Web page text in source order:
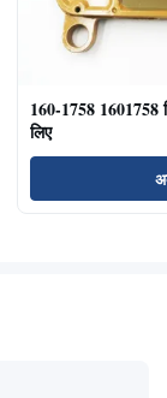
160-1758
लिए